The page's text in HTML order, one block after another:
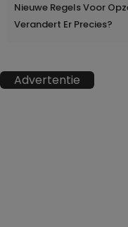
Nieuwe Regels Voor
Verandert Er Precies?
Advertentie